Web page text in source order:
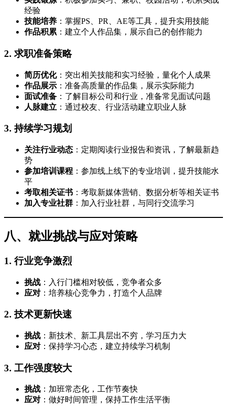
经验
技能培养 ：掌握PS、PR、AE等工具，提升实用技能
作品积累 ：建立个人作品集，展示自己的创作能力
2. 求职准备策略
简历优化：突出相关技能和实习经验，量化个人成果
作品展示 ：准备高质量的作品集，展示实际能力
面试准备 ：了解目标公司和行业，准备常见面试问题
人脉建立 ：通过校友、行业活动建立职业人脉
3. 持续学习规划
关注行业动态 ：定期阅读行业报告和资讯，了解最新趋
势
参加培训课程 ：参加线上线下的专业培训，提升技能水
平
考取相关证书 ：考取新媒体营销、数据分析等相关证书
加入专业社群 ：加入行业社群，与同行交流学习
八、就业挑战与应对策略
1. 行业竞争激烈
挑战 ：入行门槛相对较低，竞争者众多
应对 ：培养核心竞争力，打造个人品牌
2. 技术更新快速
挑战 ：新技术、新工具层出不穷，学习压力大
应对 ：保持学习心态，建立持续学习机制
3. 工作强度较大
挑战 ：加班常态化，工作节奏快
应对 ：做好时间管理，保持工作生活平衡